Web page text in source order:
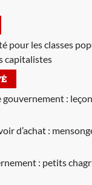
pour les classes
capitalistes
:
d’achat :
: petits